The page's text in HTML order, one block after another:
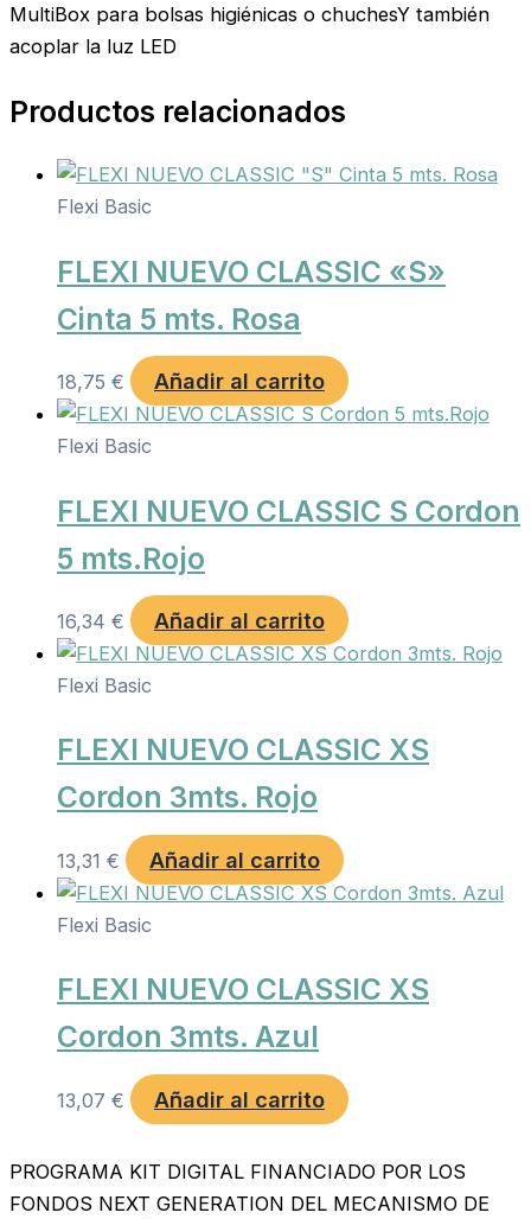
MultiBox para bolsas higiénicas o chuchesY también
acoplar la luz LED
Productos relacionados
Flexi Basic
FLEXI NUEVO CLASSIC «S»
Cinta 5 mts. Rosa
18,75 € Añadir al carrito
Flexi Basic
FLEXI NUEVO CLASSIC S Cordon
5 mts.Rojo
16,34 € Añadir al carrito
Flexi Basic
FLEXI NUEVO CLASSIC XS
Cordon 3mts. Rojo
13,31 € Añadir al carrito
Flexi Basic
FLEXI NUEVO CLASSIC XS
Cordon 3mts. Azul
13,07 € Añadir al carrito
PROGRAMA KIT DIGITAL FINANCIADO POR LOS
FONDOS NEXT GENERATION DEL MECANISMO DE